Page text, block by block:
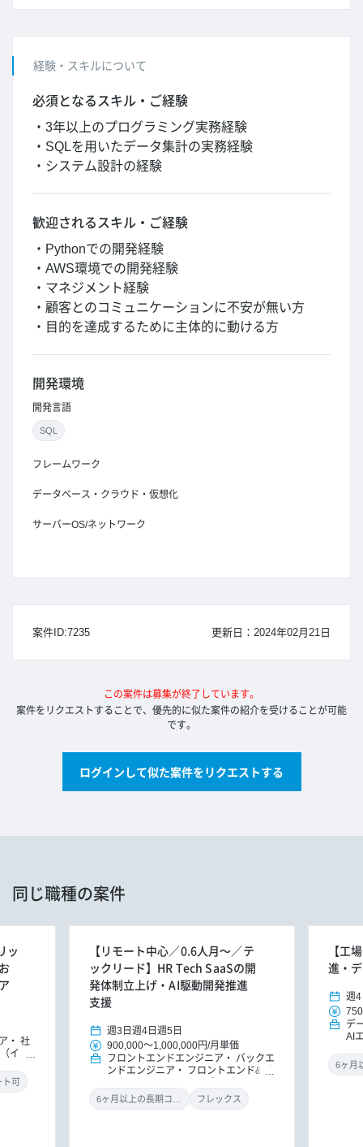
経験・スキルについて
必須となるスキル・ご経験
・3年以上のプログラミング実務経験
・SQLを用いたデータ集計の実務経験
・システム設計の経験
歓迎されるスキル・ご経験
・Pythonでの開発経験
・AWS環境での開発経験
・マネジメント経験
・顧客とのコミュニケーションに不安が無い方
・目的を達成するために主体的に動ける方
開発環境
開発言語
SQL
フレームワーク
データベース・クラウド・仮想化
サーバーOS/ネットワーク
更新日：2024年02月21日
案件ID:7235
この案件は募集が終了しています。
案件をリクエストすることで、優先的に似た案件の紹介を受けることが可能
です。
ログインして似た案件をリクエストする
同じ職種の案件
ッ
社
イン
ト可
【リモート中心／0.6人月～／テ
ックリード】HR Tech SaaSの開
発体制立上げ・AI駆動開発推進
支援
週3日 週4日 週5日
900,000～1,000,000円/月単価
フロントエンドエンジニア
バックエ
ンドエンジニア
フロントエンド&バ
ニア）
機械学習・AIエンジニア
フレックス
【工
進・
週4
デ
AI
タ
（